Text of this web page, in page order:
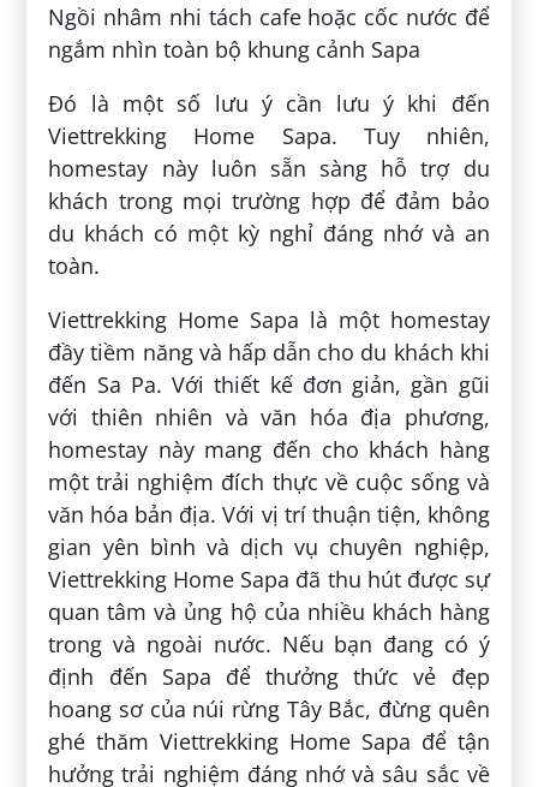
Ngồi nhâm nhi tách cafe hoặc cốc nước để
ngắm nhìn toàn bộ khung cảnh Sapa
Đó là một số lưu ý cần lưu ý khi đến
Viettrekking Home Sapa. Tuy nhiên,
homestay này luôn sẵn sàng hỗ trợ du
khách trong mọi trường hợp để đảm bảo
du khách có một kỳ nghỉ đáng nhớ và an
toàn.
Viettrekking Home Sapa là một homestay
đầy tiềm năng và hấp dẫn cho du khách khi
đến Sa Pa. Với thiết kế đơn giản, gần gũi
với thiên nhiên và văn hóa địa phương,
homestay này mang đến cho khách hàng
một trải nghiệm đích thực về cuộc sống và
văn hóa bản địa. Với vị trí thuận tiện, không
gian yên bình và dịch vụ chuyên nghiệp,
Viettrekking Home Sapa đã thu hút được sự
quan tâm và ủng hộ của nhiều khách hàng
trong và ngoài nước. Nếu bạn đang có ý
định đến Sapa để thưởng thức vẻ đẹp
hoang sơ của núi rừng Tây Bắc, đừng quên
ghé thăm Viettrekking Home Sapa để tận
hưởng trải nghiệm đáng nhớ và sâu sắc về